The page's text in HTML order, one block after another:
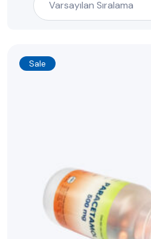
Sale